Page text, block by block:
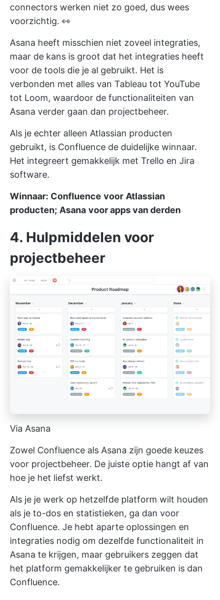
connectors werken niet zo goed, dus wees
voorzichtig. 👀
Asana heeft misschien niet zoveel integraties,
maar de kans is groot dat het integraties heeft
voor de tools die je al gebruikt. Het is
verbonden met alles van Tableau tot YouTube
tot Loom, waardoor de functionaliteiten van
Asana verder gaan dan projectbeheer.
Als je echter alleen Atlassian producten
gebruikt, is Confluence de duidelijke winnaar.
Het integreert gemakkelijk met Trello en Jira
software.
Winnaar: Confluence voor Atlassian
producten; Asana voor apps van derden
4. Hulpmiddelen voor
projectbeheer
Via Asana
Zowel Confluence als Asana zijn goede keuzes
voor projectbeheer. De juiste optie hangt af van
hoe je het liefst werkt.
Als je je werk op hetzelfde platform wilt houden
als je to-dos en statistieken, ga dan voor
Confluence. Je hebt aparte oplossingen en
integraties nodig om dezelfde functionaliteit in
Asana te krijgen, maar gebruikers zeggen dat
het platform gemakkelijker te gebruiken is dan
Confluence.